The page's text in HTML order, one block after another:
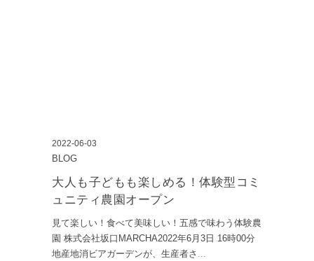
2022-06-03
BLOG
大人も子どもも楽しめる！体験型コミ
ュニティ農園オープン
見て楽しい！食べて美味しい！五感で味わう体験農
園 株式会社坂口MARCHA2022年6月3日 16時00分
地産地消ビアガーデンが、生産者さ ...